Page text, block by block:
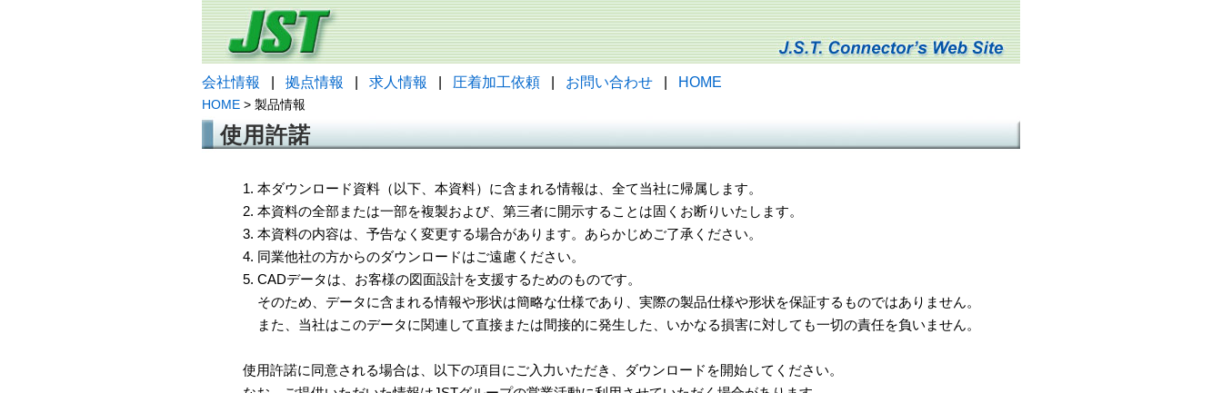
会社情報 拠点情報 求人情報 圧着加工依頼 お問い合わせ HOME
HOME > 製品情報
使用許諾
1. 本ダウンロード資料（以下、本資料）に含まれる情報は、全て当社に帰属します。
2. 本資料の全部または一部を複製および、第三者に開示することは固くお断りいたします。
3. 本資料の内容は、予告なく変更する場合があります。あらかじめご了承ください。
4. 同業他社の方からのダウンロードはご遠慮ください。
5. CADデータは、お客様の図面設計を支援するためのものです。
そのため、データに含まれる情報や形状は簡略な仕様であり、実際の製品仕様や形状を保証するものではありません。
また、当社はこのデータに関連して直接または間接的に発生した、いかなる損害に対しても一切の責任を負いません。
使用許諾に同意される場合は、以下の項目にご入力いただき、ダウンロードを開始してください。